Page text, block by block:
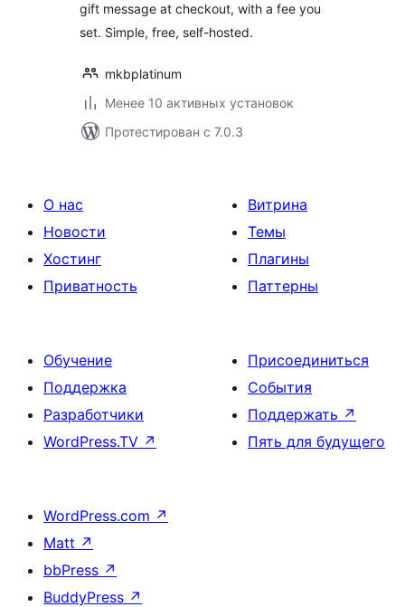
gift message at checkout, with a fee you
set. Simple, free, self-hosted.
mkbplatinum
Менее 10 активных установок
Протестирован с 7.0.3
О нас
Новости
Хостинг
Приватность
Витрина
Темы
Плагины
Паттерны
Обучение
Поддержка
Разработчики
WordPress.TV ↗
Присоединиться
События
Поддержать ↗
Пять для будущего
WordPress.com ↗
Matt ↗
bbPress ↗
BuddyPress ↗